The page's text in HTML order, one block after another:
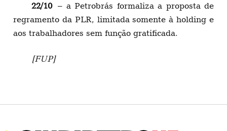
22/10– a Petrobrás formaliza a proposta de
regramento da PLR, limitada somente à holding e
aos trabalhadores sem função gratificada.
[FUP]